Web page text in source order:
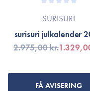
SURISURI
surisuri julkalender
2.975,00 kr.
FÅ AVISERING